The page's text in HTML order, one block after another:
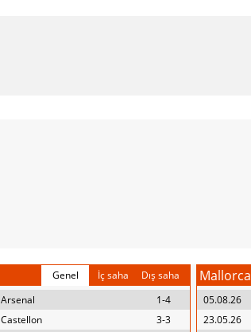
Genel İç saha
Dış saha
Arsenal
1-4
Castellon
3-3
Mallorca
05.08.26
23.05.26